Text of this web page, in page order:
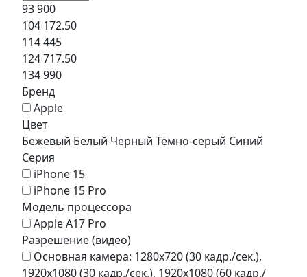
93 900
104 172.50
114 445
124 717.50
134 990
Бренд
Apple
Цвет
Бежевый Белый Черный Тёмно-серый Синий
Серия
iPhone 15
iPhone 15 Pro
Модель процессора
Apple A17 Pro
Разрешение (видео)
Основная камера: 1280x720 (30 кадр./сек.),
1920x1080 (30 кадр./сек.), 1920x1080 (60 кадр./